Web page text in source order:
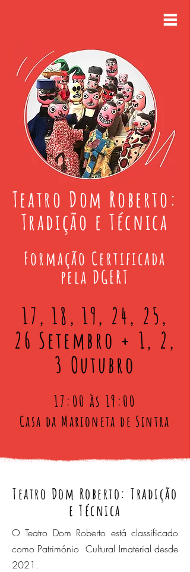
Teatro Dom Roberto:
Tradição e Técnica
Formação Certificada
pela DGERT
17, 18, 19, 24, 25,
26 Setembro + 1, 2,
3 Outubro
17:00 às 19:00
Casa da Marioneta de Sintra
Teatro Dom Roberto: Tradição
e Técnica
O Teatro Dom Roberto está classificado
como Património Cultural Imaterial desde
2021.